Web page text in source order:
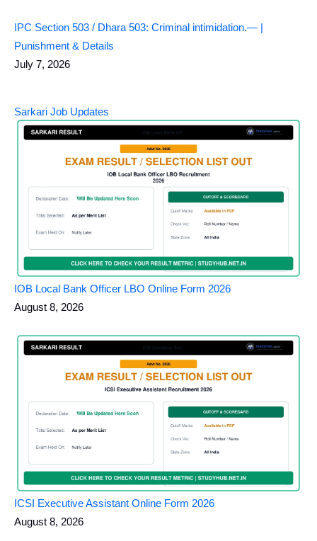
IPC Section 503 / Dhara 503: Criminal intimidation.— |
Punishment & Details
July 7, 2026
Sarkari Job Updates
IOB Local Bank Officer LBO Online Form 2026
August 8, 2026
ICSI Executive Assistant Online Form 2026
August 8, 2026